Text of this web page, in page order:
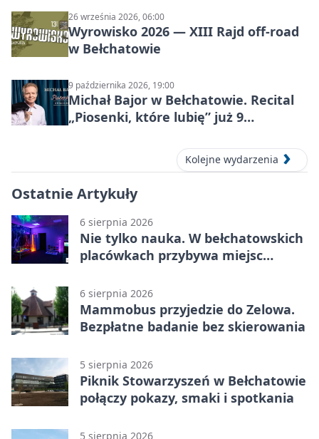
26 września 2026, 06:00
Wyrowisko 2026 — XIII Rajd off‑road
w Bełchatowie
9 października 2026, 19:00
Michał Bajor w Bełchatowie. Recital
„Piosenki, które lubię” już 9
Kolejne wydarzenia
Ostatnie Artykuły
6 sierpnia 2026
Nie tylko nauka. W bełchatowskich
placówkach przybywa miejsc
6 sierpnia 2026
Mammobus przyjedzie do Zelowa.
Bezpłatne badanie bez skierowania
5 sierpnia 2026
Piknik Stowarzyszeń w Bełchatowie
połączy pokazy, smaki i spotkania
5 sierpnia 2026